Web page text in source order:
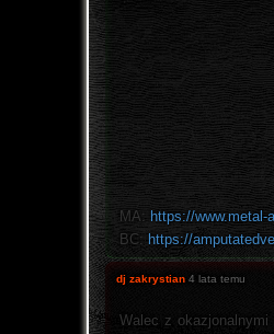
MA: https://
BC: https://
dj zakrystian 4 lata temu
Walec z